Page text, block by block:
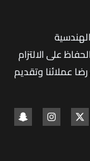
على الالتزام
رضا عملائنا وتقديم